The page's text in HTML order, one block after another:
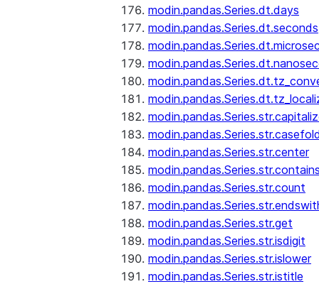
modin.pandas.Series.dt.days
modin.pandas.Series.dt.seconds
modin.pandas.Series.str.center
modin.pandas.Series.str.count
modin.pandas.Series.str.get
modin.pandas.Series.str.isdigit
modin.pandas.Series.str.islower
modin.pandas.Series.str.istitle